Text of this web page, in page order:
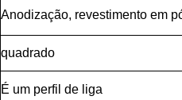
Anodização, revestimento em
quadrado
É um perfil de liga